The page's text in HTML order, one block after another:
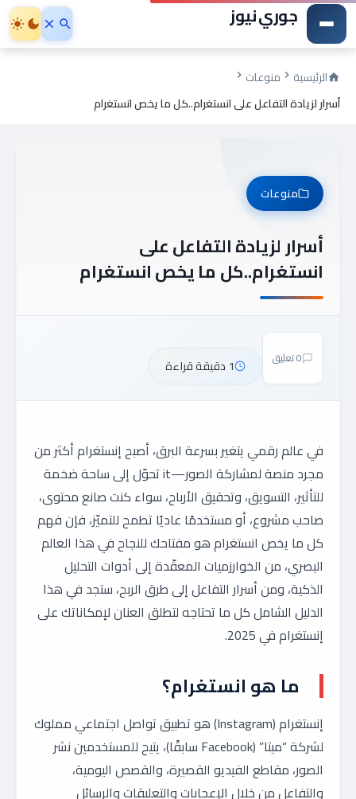
جوري نيوز
الرئيسية
منوعات
أسرار لزيادة التفاعل على انستغرام..كل ما يخص انستغرام
منوعات
أسرار لزيادة التفاعل على
انستغرام..كل ما يخص انستغرام
0 تعليق 1 دقيقة قراءة
في عالم رقمي يتغير بسرعة البرق، أصبح إنستغرام أكثر من
مجرد منصة لمشاركة الصور—it تحوّل إلى ساحة ضخمة
للتأثير، التسويق، وتحقيق الأرباح، سواء كنت صانع محتوى،
صاحب مشروع، أو مستخدمًا عاديًا تطمح للتميّز، فإن فهم
كل ما يخص انستغرام هو مفتاحك للنجاح في هذا العالم
البصري، من الخوارزميات المعقّدة إلى أدوات التحليل
الذكية، ومن أسرار التفاعل إلى طرق الربح، ستجد في هذا
الدليل الشامل كل ما تحتاجه لتطلق العنان لإمكاناتك على
إنستغرام في 2025.
ما هو انستغرام؟
إنستغرام (Instagram) هو تطبيق تواصل اجتماعي مملوك
لشركة “ميتا” (Facebook سابقًا)، يتيح للمستخدمين نشر
الصور، مقاطع الفيديو القصيرة، والقصص اليومية،
والتفاعل من خلال الإعجابات والتعليقات والرسائل